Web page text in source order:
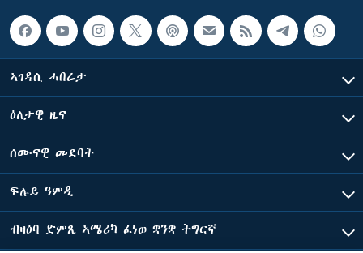
ኣገዳሲ ሓበሬታ
ዕለታዊ ዜና
ሰሙናዊ መደባት
ፍሉይ ዓምዲ
ብዛዕባ ድምጺ ኣሜሪካ ፈነወ ቋንቋ ትግርኛ